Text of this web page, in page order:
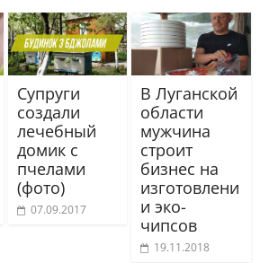
Супруги
создали
лечебный
домик с
пчелами
(фото)
07.09.2017
В Луганской
области
мужчина
строит
бизнес на
изготовлени
и эко-
чипсов
19.11.2018